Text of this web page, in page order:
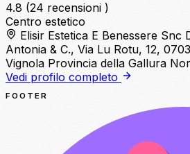
4.8 (24 recensioni )
Centro estetico
Elisir Estetica E Benessere Snc
Antonia & C., Via Lu Rotu, 12,
Vignola Provincia della Gallura
Vedi profilo completo
FOOTER